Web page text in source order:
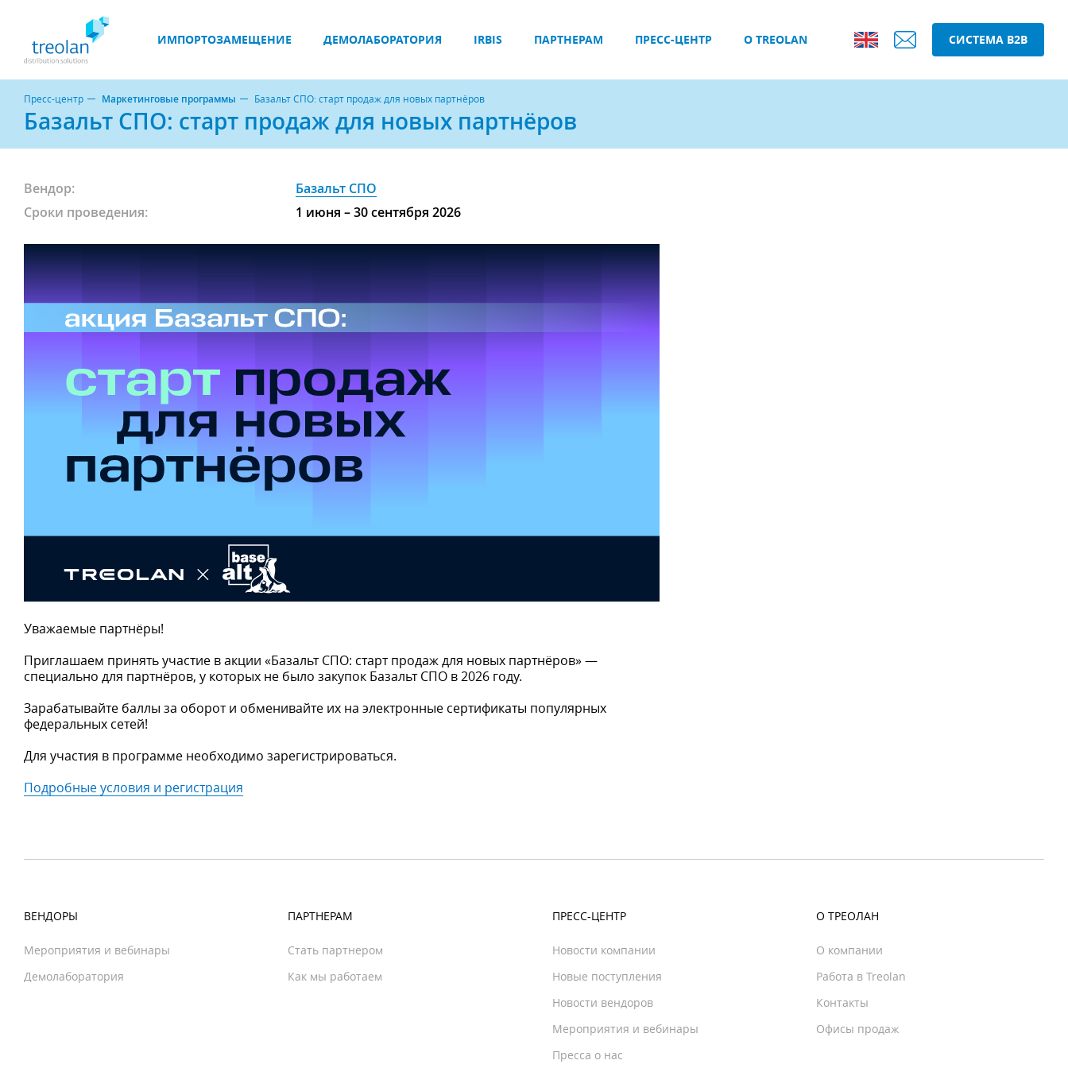
ИМПОРТОЗАМЕЩЕНИЕ ДЕМОЛАБОРАТОРИЯ IRBIS ПАРТНЕРАМ ПРЕСС-ЦЕНТР О TREOLAN СИСТЕМА B2B
Пресс-центр Маркетинговые программы Базальт СПО: старт продаж для новых партнёров
Базальт СПО: старт продаж для новых партнёров
Вендор:
Базальт СПО
Сроки проведения:
1 июня – 30 сентября 2026
Уважаемые партнёры!
Приглашаем принять участие в акции «Базальт СПО: старт продаж для новых партнёров» —
специально для партнёров, у которых не было закупок Базальт СПО в 2026 году.
Зарабатывайте баллы за оборот и обменивайте их на электронные сертификаты популярных
федеральных сетей!
Для участия в программе необходимо зарегистрироваться.
Подробные условия и регистрация
ВЕНДОРЫ
Мероприятия и вебинары
Демолаборатория
ПАРТНЕРАМ
Стать партнером
Как мы работаем
ПРЕСС-ЦЕНТР
Новости компании
Новые поступления
Новости вендоров
Мероприятия и вебинары
Пресса о нас
О ТРЕОЛАН
О компании
Работа в Treolan
Контакты
Офисы продаж